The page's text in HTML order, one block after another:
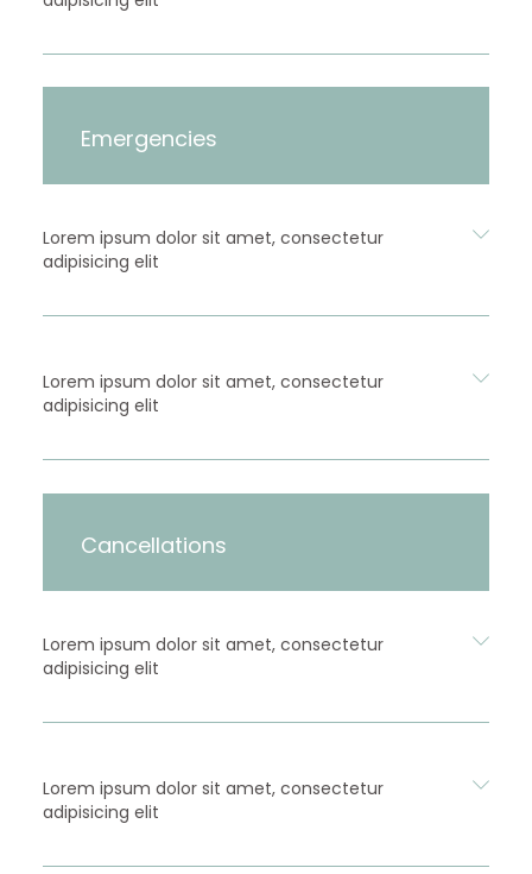
Emergencies
Lorem ipsum dolor sit amet, consectetur
adipisicing elit
Lorem ipsum dolor sit amet, consectetur
adipisicing elit
Cancellations
Lorem ipsum dolor sit amet, consectetur
adipisicing elit
Lorem ipsum dolor sit amet, consectetur
adipisicing elit